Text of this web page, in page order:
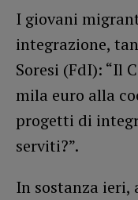
I giovani
integrazione,
Soresi (FdI): “Il
mila euro alla
progetti di
serviti?”.
In sostanza ieri,